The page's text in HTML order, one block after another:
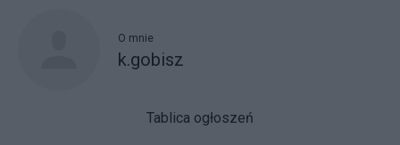
O mnie
k.gobisz
Tablica ogłoszeń